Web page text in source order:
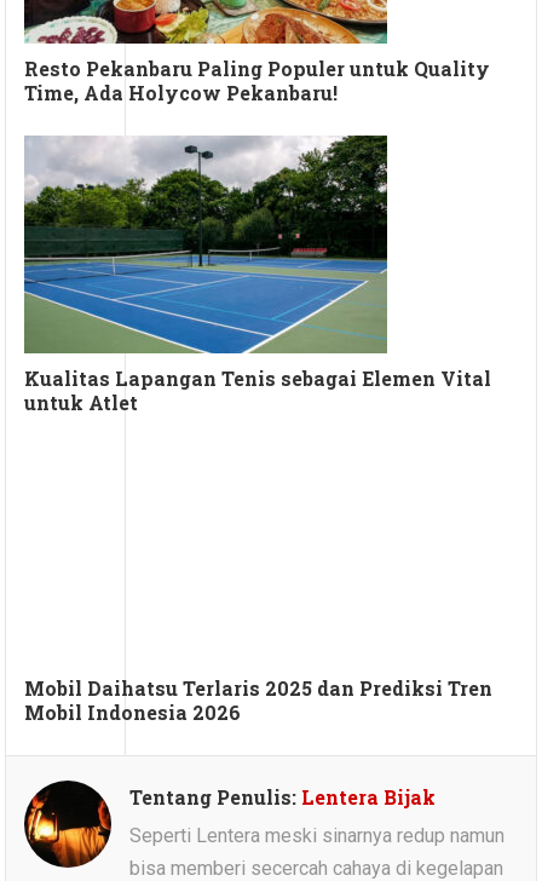
Resto Pekanbaru Paling Populer untuk Quality
Time, Ada Holycow Pekanbaru!
Kualitas Lapangan Tenis sebagai Elemen Vital
untuk Atlet
Mobil Daihatsu Terlaris 2025 dan Prediksi Tren
Mobil Indonesia 2026
Tentang Penulis: Lentera Bijak
Seperti Lentera meski sinarnya redup namun
bisa memberi secercah cahaya di kegelapan